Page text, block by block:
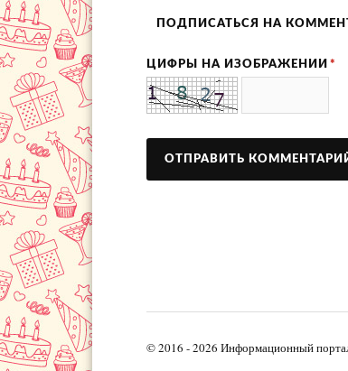
ПОДПИСАТЬСЯ НА
ЦИФРЫ НА ИЗОБРАЖЕНИИ *
© 2016 - 2026 Информационный